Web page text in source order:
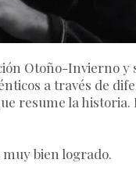
Otoño-Invierno y
a través de
resume la historia.
bien logrado.